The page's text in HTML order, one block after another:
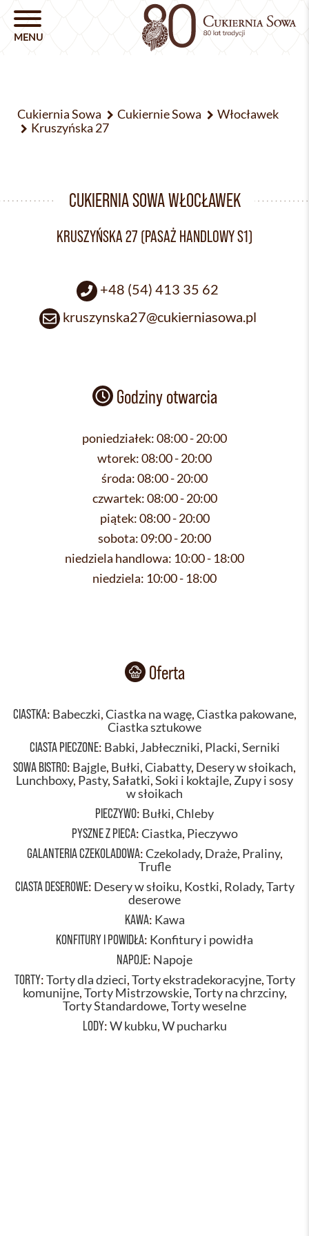
Cukiernia Sowa Cukiernie Sowa
Włocławek
Kruszyńska 27
CUKIERNIA SOWA WŁOCŁAWEK
KRUSZYŃSKA 27 (PASAŻ HANDLOWY S1)
+48 (54) 413 35 62
kruszynska27@cukierniasowa.pl
Godziny otwarcia
poniedziałek:08:00 - 20:00
wtorek:08:00 - 20:00
środa:08:00 - 20:00
czwartek:08:00 - 20:00
piątek:08:00 - 20:00
sobota:09:00 - 20:00
niedziela handlowa: 10:00 - 18:00
niedziela: 10:00 - 18:00
Oferta
CIASTKA: Babeczki,Ciastka na wagę,Ciastka pakowane,
Ciastka sztukowe
CIASTA PIECZONE: Babki, Jabłeczniki, Placki,Serniki
SOWA BISTRO: Bajgle, Bułki,Ciabatty, Desery w słoikach,
Lunchboxy, Pasty,Sałatki,Soki i koktajle, Zupy i sosy
w słoikach
PIECZYWO: Bułki,Chleby
PYSZNE Z PIECA:Ciastka, Pieczywo
GALANTERIA CZEKOLADOWA:Czekolady, Draże, Praliny,
Trufle
CIASTA DESEROWE: Desery w słoiku, Kostki, Rolady,Tarty
deserowe
KAWA: Kawa
KONFITURY I POWIDŁA: Konfitury i powidła
NAPOJE: Napoje
TORTY:Torty dla dzieci,Torty ekstradekoracyjne,Torty
komunijne,Torty Mistrzowskie,Torty na chrzciny,
Torty Standardowe,Torty weselne
LODY:W kubku,W pucharku